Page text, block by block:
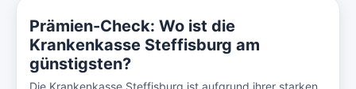
Prämien-Check: Wo ist die
Krankenkasse Steffisburg am
günstigsten?
Die Krankenkasse Steffisburg ist aufgrund ihrer starken